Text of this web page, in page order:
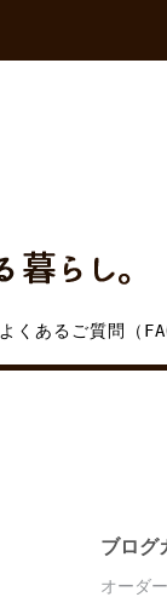
よくあるご質問（
ブログ
オーダ